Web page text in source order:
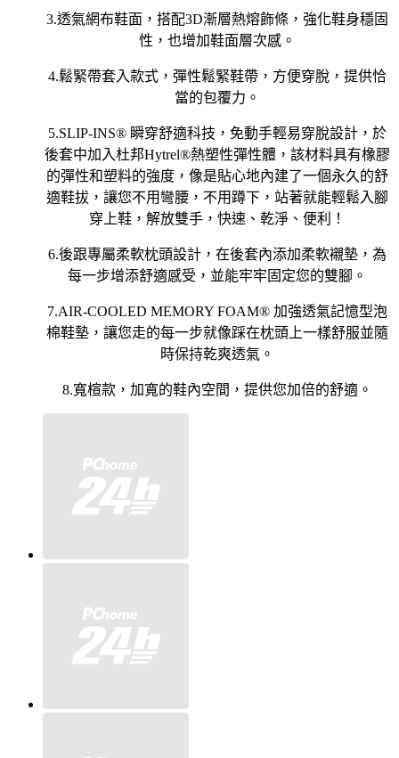
3.透氣網布鞋面，搭配3D漸層熱熔飾條，強化鞋身穩固
性，也增加鞋面層次感。
4.鬆緊帶套入款式，彈性鬆緊鞋帶，方便穿脫，提供恰
當的包覆力。
5.SLIP-INS® 瞬穿舒適科技，免動手輕易穿脫設計，於
後套中加入杜邦Hytrel®熱塑性彈性體，該材料具有橡膠
的彈性和塑料的強度，像是貼心地內建了一個永久的舒
適鞋拔，讓您不用彎腰，不用蹲下，站著就能輕鬆入腳
穿上鞋，解放雙手，快速、乾淨、便利！
6.後跟專屬柔軟枕頭設計，在後套內添加柔軟襯墊，為
每一步增添舒適感受，並能牢牢固定您的雙腳。
7.AIR-COOLED MEMORY FOAM® 加強透氣記憶型泡
棉鞋墊，讓您走的每一步就像踩在枕頭上一樣舒服並隨
時保持乾爽透氣。
8.寬楦款，加寬的鞋內空間，提供您加倍的舒適。